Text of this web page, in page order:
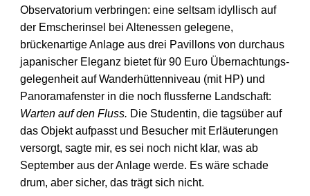
Observatorium verbringen: eine seltsam idyllisch auf
der Emscherinsel bei Altenessen gelegene,
brückenartige Anlage aus drei Pavillons von durchaus
japanischer Eleganz bietet für 90 Euro Übernachtungs­
gelegenheit auf Wanderhütten­­niveau (mit HP) und
Panoramafenster in die noch flussferne Landschaft:
Warten auf den Fluss. Die Studentin, die tagsüber auf
das Objekt aufpasst und Besucher mit Erläuterungen
versorgt, sagte mir, es sei noch nicht klar, was ab
September aus der Anlage werde. Es wäre schade
drum, aber sicher, das trägt sich nicht.